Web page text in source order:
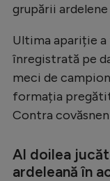
grupării
Ultima apariție a
înregistrată pe
meci de
formația
Contra
Al doilea
ardeleană în